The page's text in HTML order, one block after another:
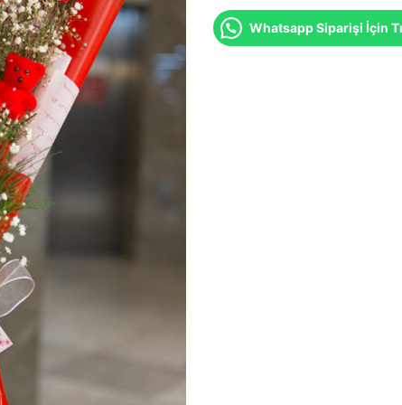
Whatsapp Siparişi İçin